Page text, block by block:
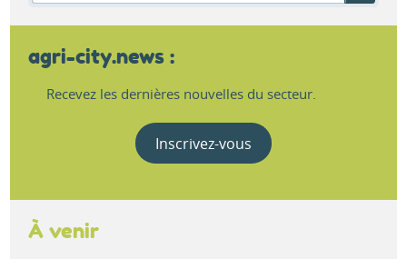
agri-city.news :
Recevez les dernières nouvelles du secteur.
Inscrivez-vous
À venir